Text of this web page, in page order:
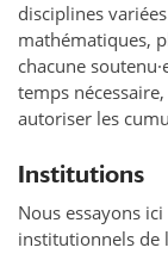
disciplines
mathématiques,
chacune
temps
autoriser les
Institutions
Nous essayons
institutionnels de